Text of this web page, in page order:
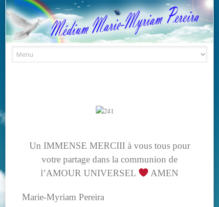
Un IMMENSE MERCIII à vous tous pour
votre partage dans la communion de
l’AMOUR UNIVERSEL
AMEN
Marie-Myriam Pereira